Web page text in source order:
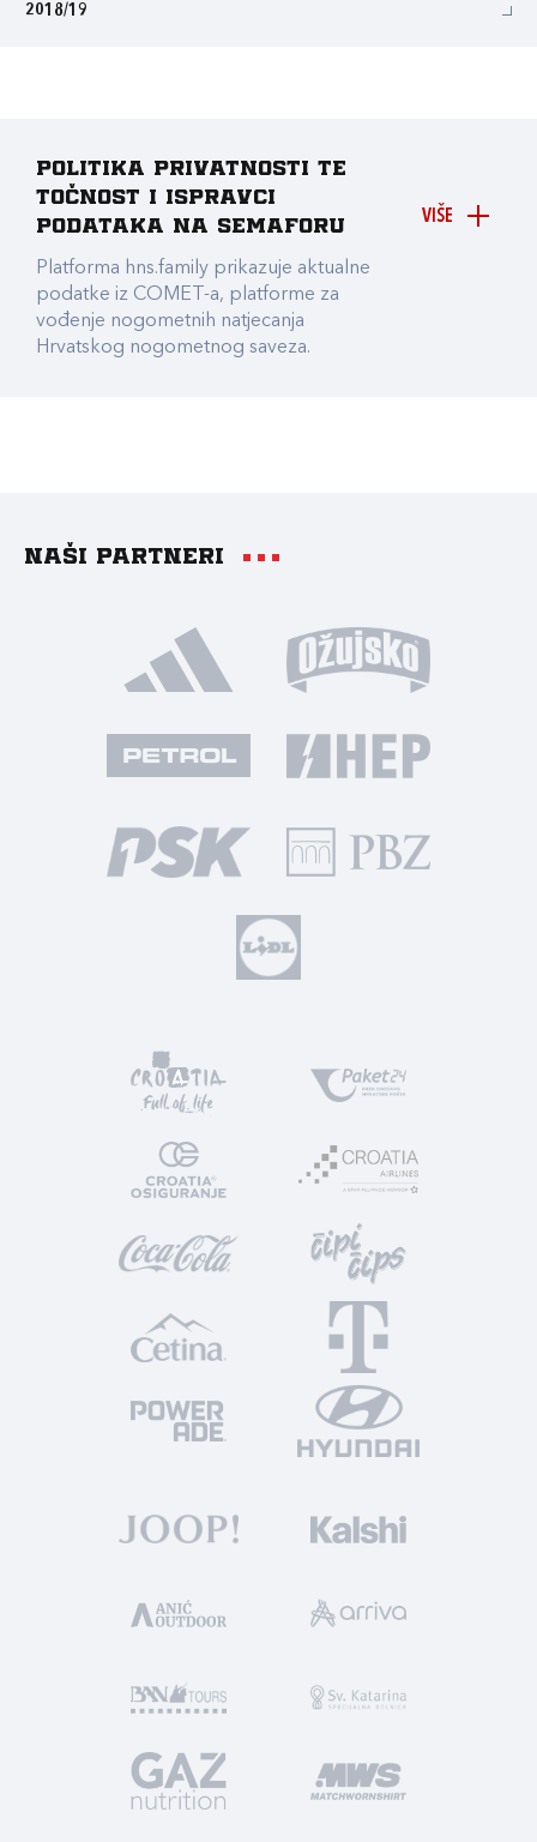
2018/19
VIŠE
Politika privatnosti te
točnost i ispravci
podataka na Semaforu
Platforma hns.family prikazuje aktualne
podatke iz COMET-a, platforme za
vođenje nogometnih natjecanja
Hrvatskog nogometnog saveza.
Naši partneri